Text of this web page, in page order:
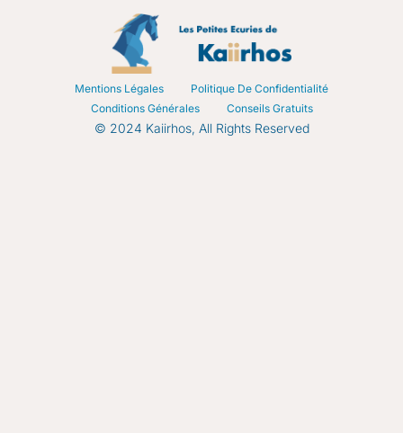
Mentions Légales
Politique De Confidentialité
Conditions Générales
Conseils Gratuits
© 2024 Kaiirhos, All Rights Reserved